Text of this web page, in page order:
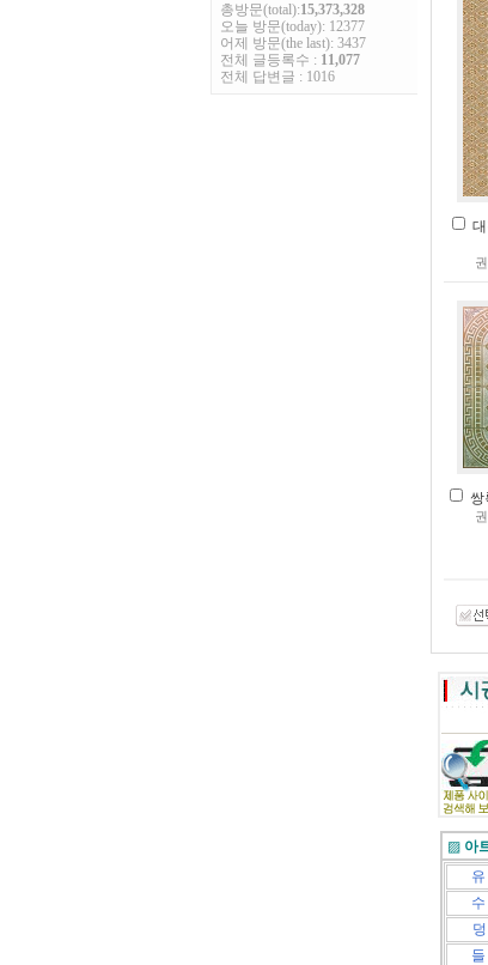
총방문(total):15,373,328
오늘 방문(today): 12377
어제 방문(the last): 3437
전체 글등록수 : 11,077
전체 답변글 : 1016
쌍
▨ 아